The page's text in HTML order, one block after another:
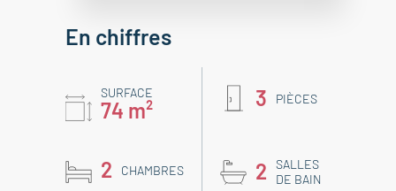
En chiffres
SURFACE
74 m² 3 PIÈCES
2 CHAMBRES 2
SALLES
DE BAIN